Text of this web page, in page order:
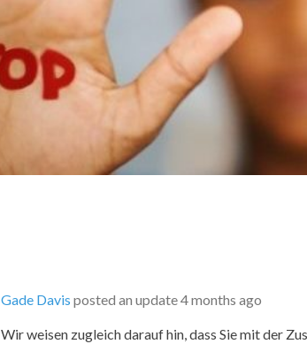
Gade Davis posted an update4 months ago
Wir weisen zugleich darauf hin, dass Sie mit der